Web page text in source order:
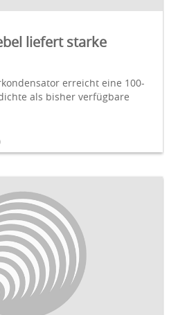
liefert starke
erreicht eine 100-
als bisher verfügbare